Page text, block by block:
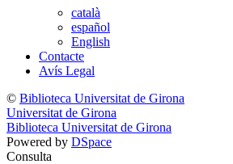
català
español
English
Contacte
Avís Legal
© Biblioteca Universitat de Girona
Universitat de Girona
Biblioteca Universitat de Girona
Powered by DSpace
Consulta